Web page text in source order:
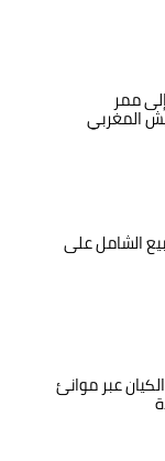
ممر
المغربي
الشامل على
عبر موانئ